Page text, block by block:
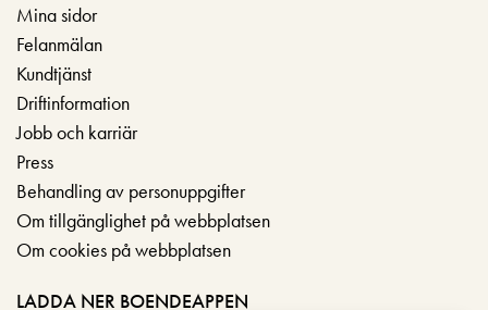
Mina sidor
Felanmälan
Kundtjänst
Driftinformation
Jobb och karriär
Press
Behandling av personuppgifter
Om tillgänglighet på webbplatsen
Om cookies på webbplatsen
LADDA NER BOENDEAPPEN